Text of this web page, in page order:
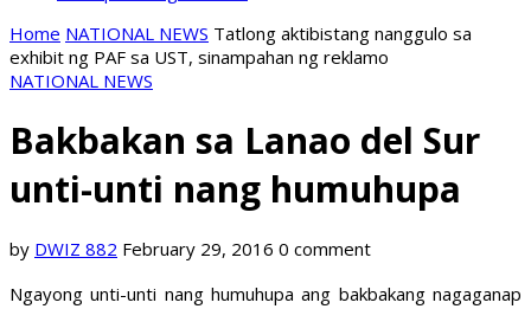
Home NATIONAL NEWS Tatlong aktibistang nanggulo sa
exhibit ng PAF sa UST, sinampahan ng reklamo
NATIONAL NEWS
Bakbakan sa Lanao del Sur
unti-unti nang humuhupa
by DWIZ 882 February 29, 2016 0 comment
Ngayong unti-unti nang humuhupa ang bakbakang nagaganap